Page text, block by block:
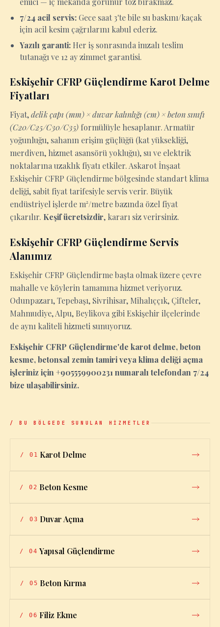
7/24 acil servis: Gece saat 3'te bile su baskını/kaçak
için acil kesim çağrılarını kabul ederiz.
Yazılı garanti: Her iş sonrasında imzalı teslim
tutanağı ve 12 ay zimmet garantisi.
Eskişehir CFRP Güçlendirme Karot Delme
Fiyatları
Fiyat,delik çapı (mm) × duvar kalınlığı (cm) × beton sınıfı
(C20/C25/C30/C35) formülüyle hesaplanır. Armatür
yoğunluğu, sahanın erişim güçlüğü (kat yüksekliği,
merdiven, hizmet asansörü yokluğu), su ve elektrik
noktalarına uzaklık fiyatı etkiler. Askarot İnşaat
Eskişehir CFRP Güçlendirme bölgesinde standart klima
deliği, sabit fiyat tarifesiyle servis verir. Büyük
endüstriyel işlerde m²/metre bazında özel fiyat
çıkarılır. Keşif ücretsizdir, kararı siz verirsiniz.
Eskişehir CFRP Güçlendirme Servis
Alanımız
Eskişehir CFRP Güçlendirme başta olmak üzere çevre
mahalle ve köylerin tamamına hizmet veriyoruz.
Odunpazarı, Tepebaşı, Sivrihisar, Mihalıççık, Çifteler,
Mahmudiye, Alpu, Beylikova gibi Eskişehir ilçelerinde
de aynı kaliteli hizmeti sunuyoruz.
Eskişehir CFRP Güçlendirme'de karot delme, beton
kesme, betonsal zemin tamiri veya klima deliği açma
işleriniz için +905559900231 numaralı telefondan 7/24
bize ulaşabilirsiniz.
/ BU BÖLGEDE SUNULAN HİZMETLER
/ 01 Karot Delme
/ 02 Beton Kesme
/ 03 Duvar Açma
/ 04 Yapısal Güçlendirme
/ 05 Beton Kırma
/ 06 Filiz Ekme